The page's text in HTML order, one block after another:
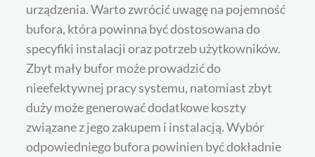
urządzenia. Warto zwrócić uwagę na pojemność
bufora, która powinna być dostosowana do
specyfiki instalacji oraz potrzeb użytkowników.
Zbyt mały bufor może prowadzić do
nieefektywnej pracy systemu, natomiast zbyt
duży może generować dodatkowe koszty
związane z jego zakupem i instalacją. Wybór
odpowiedniego bufora powinien być dokładnie